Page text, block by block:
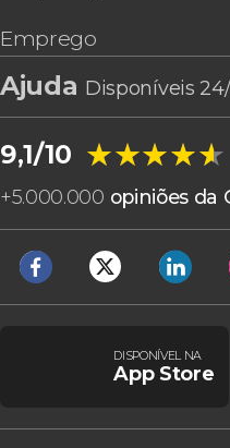
Emprego
Ajuda Disponíveis
9,1/10 ★★★★★
★★★★★
+5.000.000 opiniões da
DISPONÍVEL NA
App Store